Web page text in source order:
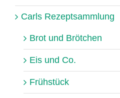
Carls Rezeptsammlung
Brot und Brötchen
Eis und Co.
Frühstück